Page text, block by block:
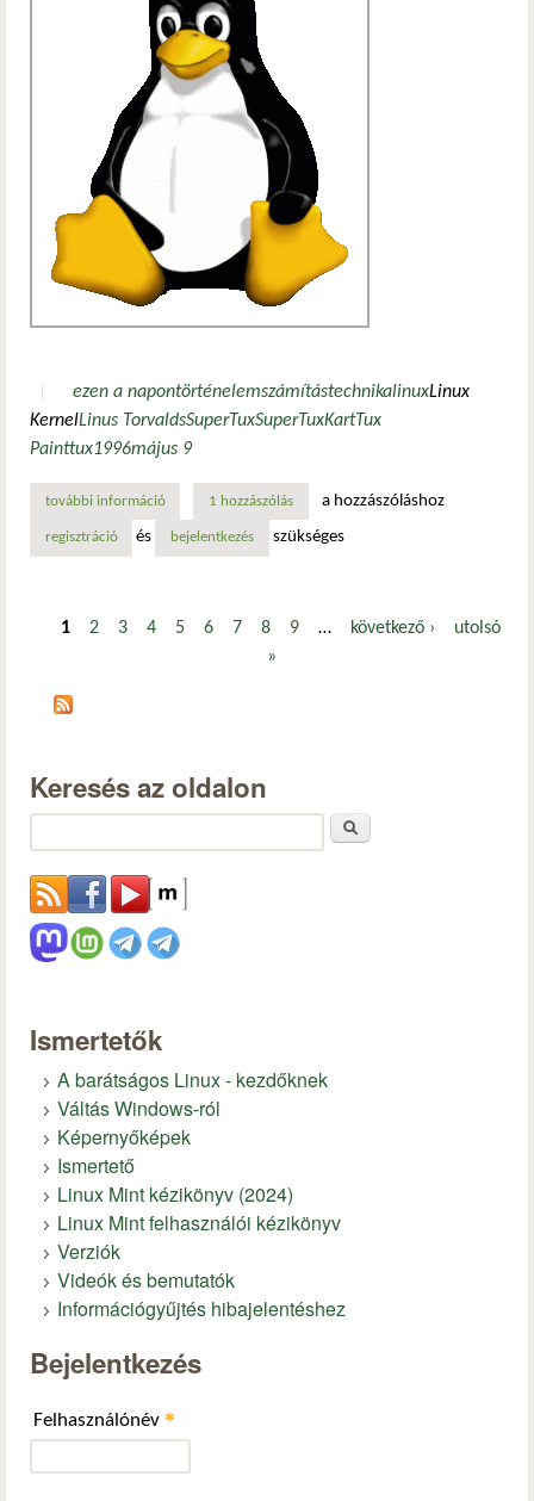
ezen a napontörténelemszámítástechnikalinuxLinux
KernelLinus TorvaldsSuperTuxSuperTuxKartTux
Painttux1996május 9
további információtux, a pingvin, aki meghódította a világot tartalommal
1 hozzászólás a hozzászóláshoz
regisztráció és bejelentkezés szükséges
1 2 3 4 5 6 7 8 9 … következő ›
utolsó
»
Keresés az oldalon
Ismertetők
A barátságos Linux - kezdőknek
Váltás Windows-ról
Képernyőképek
Ismertető
Linux Mint kézikönyv (2024)
Linux Mint felhasználói kézikönyv
Verziók
Videók és bemutatók
Információgyűjtés hibajelentéshez
Bejelentkezés
Felhasználónév *